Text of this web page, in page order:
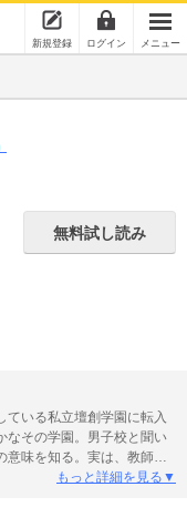
新規登録 ログイン メニュー
無料試し読み
ている私立壇創学園に転入
なその学園。男子校と聞い
意味を知る。実は、教師も
なのだ。そこに男ひとりで
もっと詳細を見る▼